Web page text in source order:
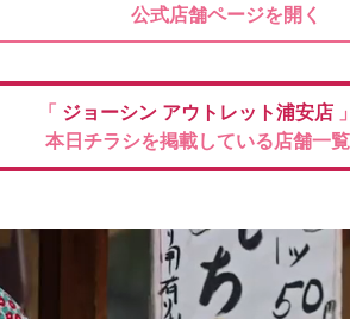
公式店舗ページを開く
「 ジョーシン アウトレット浦安店
本日チラシを掲載している店舗一覧